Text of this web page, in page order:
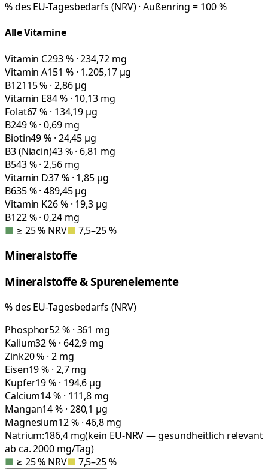
% des EU-Tagesbedarfs (NRV) · Außenring = 100 %
Alle Vitamine
Vitamin C293 % · 234,72 mg
Vitamin A151 % · 1.205,17 µg
B12115 % · 2,86 µg
Vitamin E84 % · 10,13 mg
Folat67 % · 134,19 µg
B249 % · 0,69 mg
Biotin49 % · 24,45 µg
B3 (Niacin)43 % · 6,81 mg
B543 % · 2,56 mg
Vitamin D37 % · 1,85 µg
B635 % · 489,45 µg
Vitamin K26 % · 19,3 µg
B122 % · 0,24 mg
■ ≥ 25 % NRV■ 7,5–25 %
Mineralstoffe
Mineralstoffe & Spurenelemente
% des EU-Tagesbedarfs (NRV)
Phosphor52 % · 361 mg
Kalium32 % · 642,9 mg
Zink20 % · 2 mg
Eisen19 % · 2,7 mg
Kupfer19 % · 194,6 µg
Calcium14 % · 111,8 mg
Mangan14 % · 280,1 µg
Magnesium12 % · 46,8 mg
Natrium:186,4mg(kein EU-NRV — gesundheitlich relevant
ab ca. 2000 mg/Tag)
■ ≥ 25 % NRV■ 7,5–25 %